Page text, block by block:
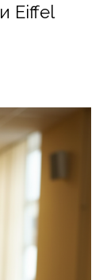
Eiffel